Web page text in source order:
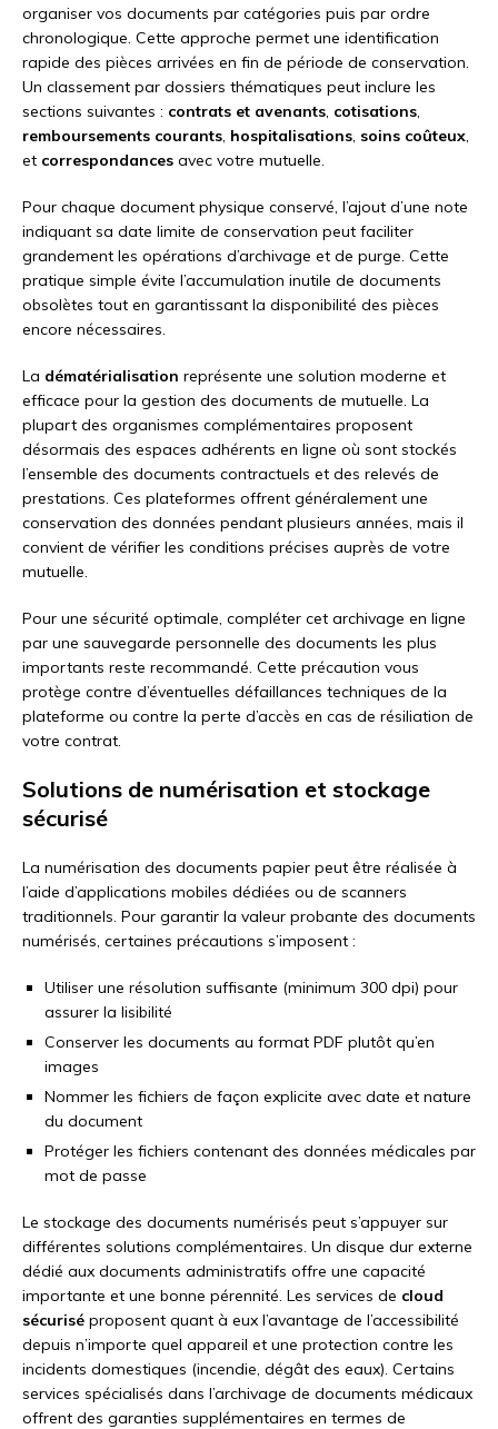
organiser vos documents par catégories puis par ordre
chronologique. Cette approche permet une identification
rapide des pièces arrivées en fin de période de conservation.
Un classement par dossiers thématiques peut inclure les
sections suivantes : contrats et avenants, cotisations,
remboursements courants, hospitalisations, soins coûteux,
et correspondances avec votre mutuelle.
Pour chaque document physique conservé, l’ajout d’une note
indiquant sa date limite de conservation peut faciliter
grandement les opérations d’archivage et de purge. Cette
pratique simple évite l’accumulation inutile de documents
obsolètes tout en garantissant la disponibilité des pièces
encore nécessaires.
La dématérialisation représente une solution moderne et
efficace pour la gestion des documents de mutuelle. La
plupart des organismes complémentaires proposent
désormais des espaces adhérents en ligne où sont stockés
l’ensemble des documents contractuels et des relevés de
prestations. Ces plateformes offrent généralement une
conservation des données pendant plusieurs années, mais il
convient de vérifier les conditions précises auprès de votre
mutuelle.
Pour une sécurité optimale, compléter cet archivage en ligne
par une sauvegarde personnelle des documents les plus
importants reste recommandé. Cette précaution vous
protège contre d’éventuelles défaillances techniques de la
plateforme ou contre la perte d’accès en cas de résiliation de
votre contrat.
Solutions de numérisation et stockage
sécurisé
La numérisation des documents papier peut être réalisée à
l’aide d’applications mobiles dédiées ou de scanners
traditionnels. Pour garantir la valeur probante des documents
numérisés, certaines précautions s’imposent :
Utiliser une résolution suffisante (minimum 300 dpi) pour
assurer la lisibilité
Conserver les documents au format PDF plutôt qu’en
images
Nommer les fichiers de façon explicite avec date et nature
du document
Protéger les fichiers contenant des données médicales par
mot de passe
Le stockage des documents numérisés peut s’appuyer sur
différentes solutions complémentaires. Un disque dur externe
dédié aux documents administratifs offre une capacité
importante et une bonne pérennité. Les services de cloud
sécurisé proposent quant à eux l’avantage de l’accessibilité
depuis n’importe quel appareil et une protection contre les
incidents domestiques (incendie, dégât des eaux). Certains
services spécialisés dans l’archivage de documents médicaux
offrent des garanties supplémentaires en termes de